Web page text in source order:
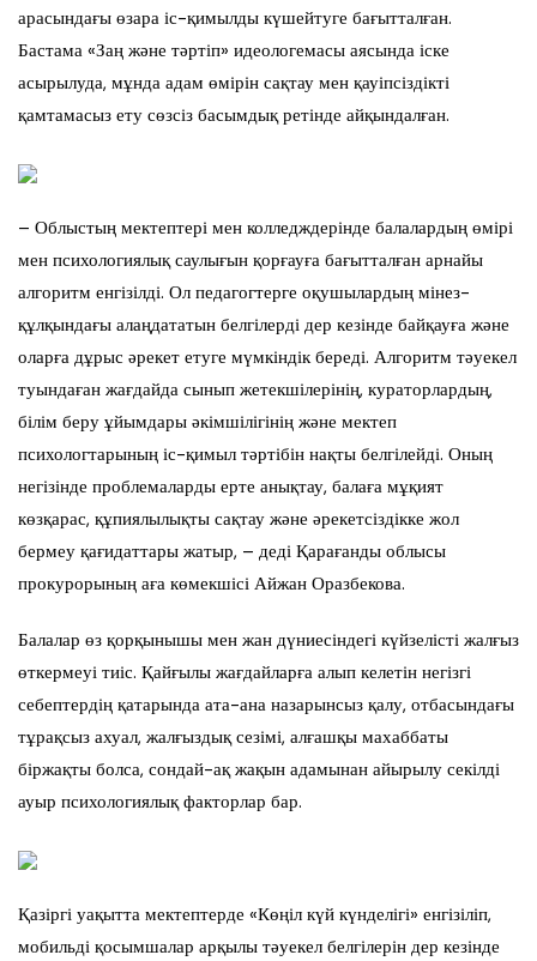
арасындағы өзара іс-қимылды күшейтуге бағытталған.
Бастама «Заң және тәртіп» идеологемасы аясында іске
асырылуда, мұнда адам өмірін сақтау мен қауіпсіздікті
қамтамасыз ету сөзсіз басымдық ретінде айқындалған.
– Облыстың мектептері мен колледждерінде балалардың өмірі
мен психологиялық саулығын қорғауға бағытталған арнайы
алгоритм енгізілді. Ол педагогтерге оқушылардың мінез-
құлқындағы алаңдататын белгілерді дер кезінде байқауға және
оларға дұрыс әрекет етуге мүмкіндік береді. Алгоритм тәуекел
туындаған жағдайда сынып жетекшілерінің, кураторлардың,
білім беру ұйымдары әкімшілігінің және мектеп
психологтарының іс-қимыл тәртібін нақты белгілейді. Оның
негізінде проблемаларды ерте анықтау, балаға мұқият
көзқарас, құпиялылықты сақтау және әрекетсіздікке жол
бермеу қағидаттары жатыр, – деді Қарағанды облысы
прокурорының аға көмекшісі Айжан Оразбекова.
Балалар өз қорқынышы мен жан дүниесіндегі күйзелісті жалғыз
өткермеуі тиіс. Қайғылы жағдайларға алып келетін негізгі
себептердің қатарында ата-ана назарынсыз қалу, отбасындағы
тұрақсыз ахуал, жалғыздық сезімі, алғашқы махаббаты
біржақты болса, сондай-ақ жақын адамынан айырылу секілді
ауыр психологиялық факторлар бар.
Қазіргі уақытта мектептерде «Көңіл күй күнделігі» енгізіліп,
мобильді қосымшалар арқылы тәуекел белгілерін дер кезінде